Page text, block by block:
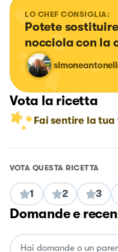
LO CHEF CONSIGLIA:
Potete
nocciola con la
Vota la ricetta
Fai sentire la tua
VOTA QUESTA RICETTA
1 2 3
Domande e